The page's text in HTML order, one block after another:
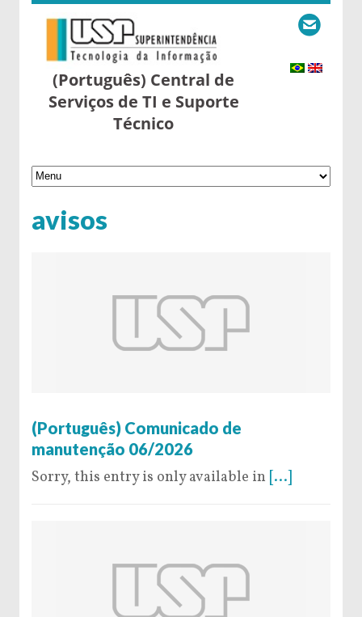
(Português) Central de
Serviços de TI e Suporte
Técnico
avisos
(Português) Comunicado de
manutenção 06/2026
Sorry, this entry is only available in [...]